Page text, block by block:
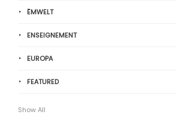
ËMWELT
ENSEIGNEMENT
EUROPA
FEATURED
Show All